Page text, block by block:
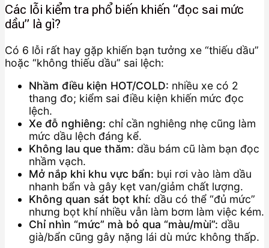
Các lỗi kiểm tra phổ biến khiến “đọc sai mức
dầu” là gì?
Có 6 lỗi rất hay gặp khiến bạn tưởng xe “thiếu dầu”
hoặc “không thiếu dầu” sai lệch:
Nhầm điều kiện HOT/COLD: nhiều xe có 2
thang đo; kiểm sai điều kiện khiến mức đọc
lệch.
Xe đỗ nghiêng: chỉ cần nghiêng nhẹ cũng làm
mức dầu lệch đáng kể.
Không lau que thăm: dầu bám cũ làm bạn đọc
nhầm vạch.
Mở nắp khi khu vực bẩn: bụi rơi vào làm dầu
nhanh bẩn và gây kẹt van/giảm chất lượng.
Không quan sát bọt khí: dầu có thể “đủ mức”
nhưng bọt khí nhiều vẫn làm bơm làm việc kém.
Chỉ nhìn “mức” mà bỏ qua “màu/mùi”: dầu
già/bẩn cũng gây nặng lái dù mức không thấp.